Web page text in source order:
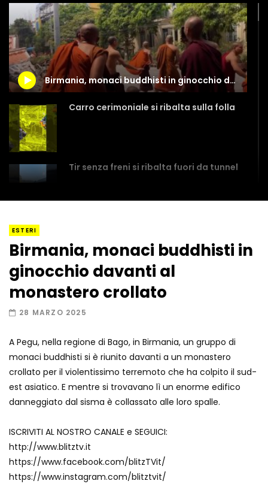
Birmania, monaci buddhisti in ginocchio davanti al monastero crollato
Carro cerimoniale si ribalta sulla folla
Tir senza freni si ribalta fuori da tunnel
Amiocuggino fa saltare in aria il drone
Record di baci in 30 secondi
Due navi USA si scontrano in mare
Auto coperta dal letame dopo
incidente
ESTERI
Birmania, monaci buddhisti in
ginocchio davanti al
monastero crollato
28 MARZO 2025
A Pegu, nella regione di Bago, in Birmania, un gruppo di
monaci buddhisti si è riunito davanti a un monastero
crollato per il violentissimo terremoto che ha colpito il sud-
est asiatico. E mentre si trovavano lì un enorme edifico
danneggiato dal sisma è collassato alle loro spalle.
ISCRIVITI AL NOSTRO CANALE e SEGUICI:
http://www.blitztv.it
https://www.facebook.com/blitzTVit/
https://www.instagram.com/blitztvit/